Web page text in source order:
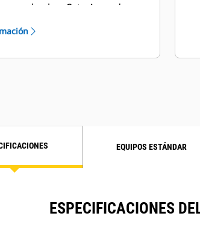
mano de obra Cat - Acuerdos
para opciones de
de los componentes internos
- Presencia de subproductos
- Intervalo de cambio
EQUIPOS ESTÁNDAR
ESPECIFICACIONES